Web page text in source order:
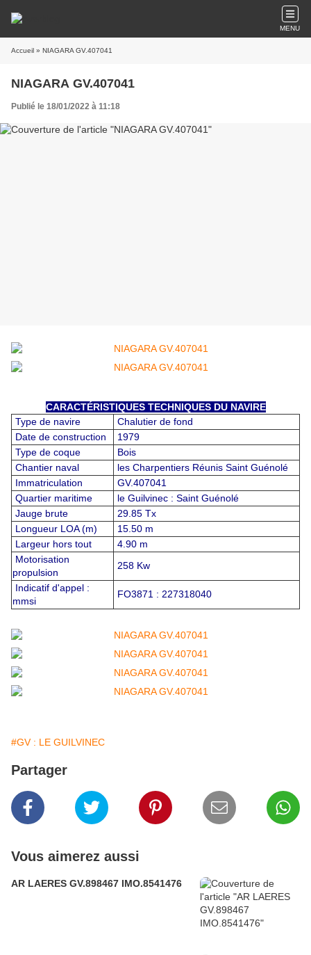
MENU
Accueil » NIAGARA GV.407041
NIAGARA GV.407041
Publié le 18/01/2022 à 11:18
CARACTÉRISTIQUES TECHNIQUES DU NAVIRE
Type de navire
Chalutier de fond
Date de construction
1979
Type de coque
Bois
Chantier naval
les Charpentiers Réunis Saint Guénolé
Immatriculation
GV.407041
Quartier maritime
le Guilvinec : Saint Guénolé
Jauge brute
29.85 Tx
Longueur LOA (m)
15.50 m
Largeur hors tout
4.90 m
Motorisation
propulsion
258 Kw
Indicatif d'appel :
mmsi
FO3871 : 227318040
#GV : LE GUILVINEC
Partager
Vous aimerez aussi
AR LAERES GV.898467 IMO.8541476